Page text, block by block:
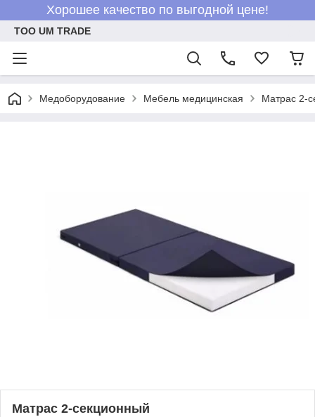
Хорошее качество по выгодной цене!
ТОО UM TRADE
Медоборудование Мебель медицинская Матрас 2-
Матрас 2-секционный